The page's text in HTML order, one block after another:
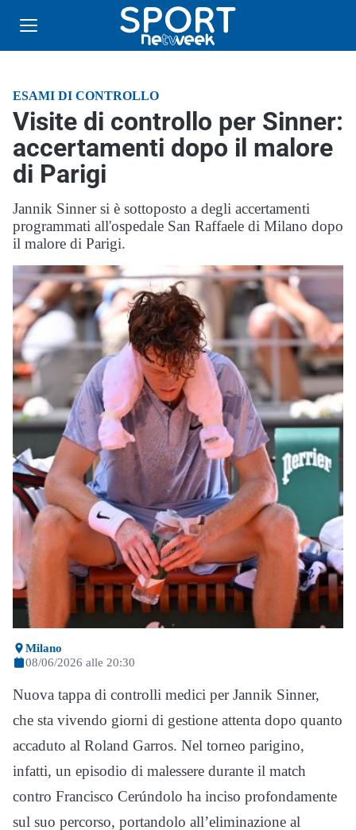
ESAMI DI CONTROLLO
Visite di controllo per Sinner:
accertamenti dopo il malore
di Parigi
Jannik Sinner si è sottoposto a degli accertamenti
programmati all'ospedale San Raffaele di Milano dopo
il malore di Parigi.
Milano
08/06/2026 alle 20:30
Nuova tappa di controlli medici per Jannik Sinner,
che sta vivendo giorni di gestione attenta dopo quanto
accaduto al Roland Garros. Nel torneo parigino,
infatti, un episodio di malessere durante il match
contro Francisco Cerúndolo ha inciso profondamente
sul suo percorso, portandolo all’eliminazione al